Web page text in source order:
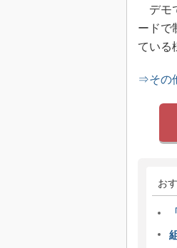
デモ
ードで
ている
⇒その
お